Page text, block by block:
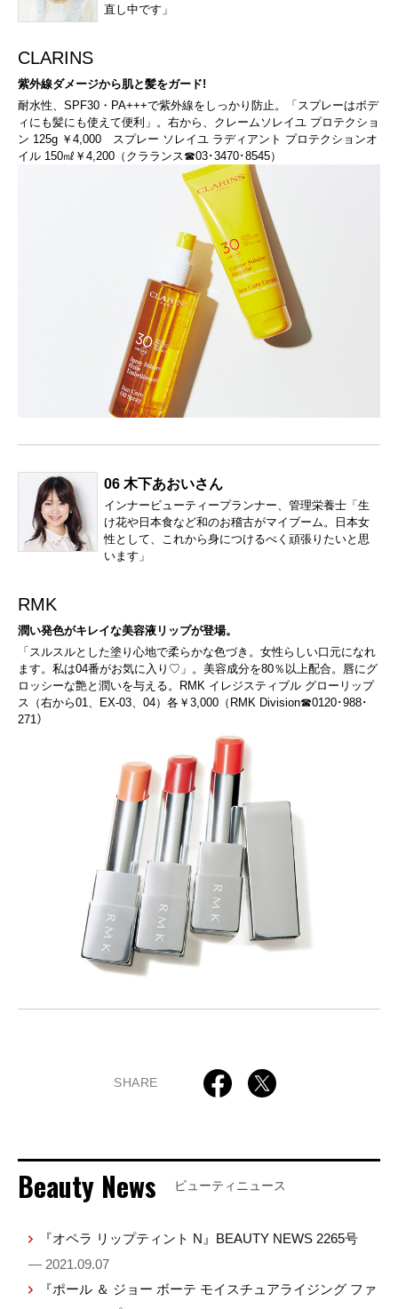
直し中です」
CLARINS
紫外線ダメージから肌と髪をガード!
耐水性、SPF30・PA+++で紫外線をしっかり防止。「スプレーはボデ
ィにも髪にも使えて便利」。右から、クレームソレイユ プロテクショ
ン 125g ￥4,000 スプレー ソレイユ ラディアント プロテクションオ
イル 150㎖￥4,200（クラランス☎03･3470･8545）
06 木下あおいさん
インナービューティープランナー、管理栄養士「生
け花や日本食など和のお稽古がマイブーム。日本女
性として、これから身につけるべく頑張りたいと思
います」
RMK
潤い発色がキレイな美容液リップが登場。
「スルスルとした塗り心地で柔らかな色づき。女性らしい口元になれ
ます。私は04番がお気に入り♡」。美容成分を80％以上配合。唇にグ
ロッシーな艶と潤いを与える。RMK イレジスティブル グローリップ
ス（右から01、EX-03、04）各￥3,000（RMK Division☎0120･988･
271）
SHARE
Beauty News ビューティニュース
『オペラ リップティント N』BEAUTY NEWS 2265号
— 2021.09.07
『ポール ＆ ジョー ボーテ モイスチュアライジング ファ